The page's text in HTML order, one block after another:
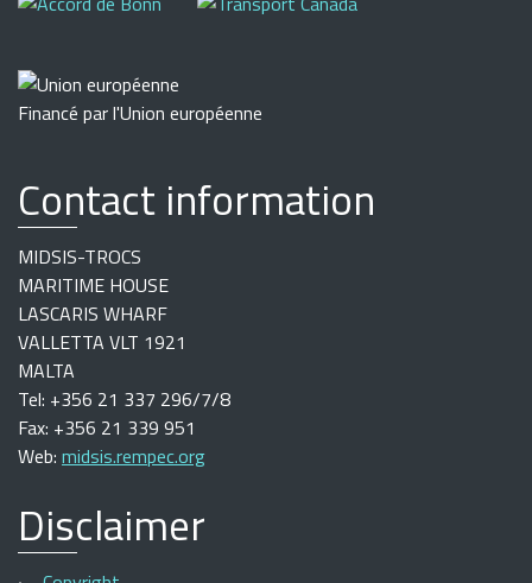
Financé par l'Union européenne
Contact information
MIDSIS-TROCS
MARITIME HOUSE
LASCARIS WHARF
VALLETTA VLT 1921
MALTA
Tel: +356 21 337 296/7/8
Fax: +356 21 339 951
Web: midsis.rempec.org
Disclaimer